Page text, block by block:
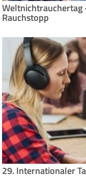
Rauchstopp
29. Internationaler